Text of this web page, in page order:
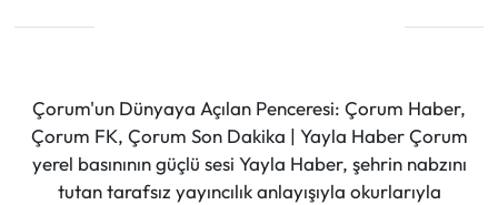
Çorum'un Dünyaya Açılan Penceresi: Çorum Haber,
Çorum FK, Çorum Son Dakika | Yayla Haber Çorum
yerel basınının güçlü sesi Yayla Haber, şehrin nabzını
tutan tarafsız yayıncılık anlayışıyla okurlarıyla